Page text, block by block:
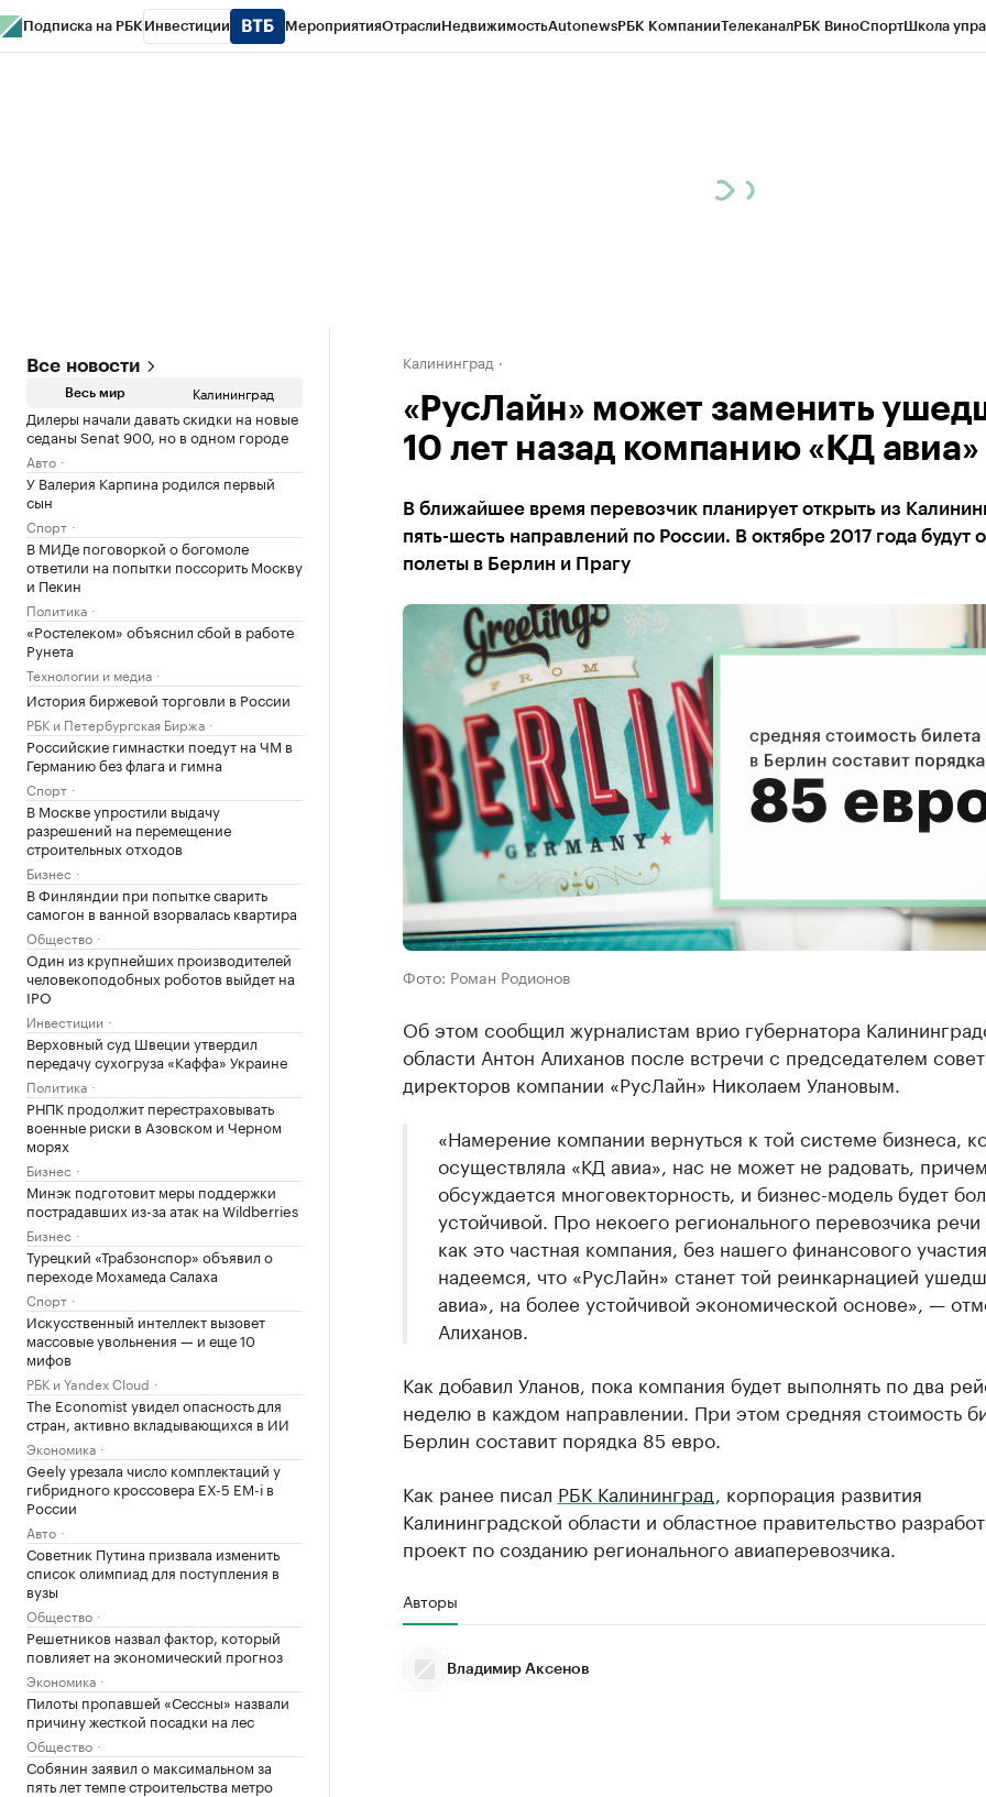
Подписка на РБК Инвестиции МероприятияОтраслиНедвижимостьAutonewsРБК КомпанииТелеканалРБК ВиноСпортШкола
Все новости
Весь мир Калининград
Дилеры начали давать скидки на новые
седаны Senat 900, но в одном городе
Авто
У Валерия Карпина родился первый
сын
Спорт
В МИДе поговоркой о богомоле
ответили на попытки поссорить Москву
и Пекин
Политика
«Ростелеком» объяснил сбой в работе
Рунета
Технологии и медиа
История биржевой торговли в России
РБК и Петербургская Биржа
Российские гимнастки поедут на ЧМ в
Германию без флага и гимна
Спорт
В Москве упростили выдачу
разрешений на перемещение
строительных отходов
Бизнес
В Финляндии при попытке сварить
самогон в ванной взорвалась квартира
Общество
Один из крупнейших производителей
человекоподобных роботов выйдет на
IPO
Инвестиции
Верховный суд Швеции утвердил
передачу сухогруза «Каффа» Украине
Политика
РНПК продолжит перестраховывать
военные риски в Азовском и Черном
морях
Бизнес
Минэк подготовит меры поддержки
пострадавших из-за атак на Wildberries
Бизнес
Турецкий «Трабзонспор» объявил о
переходе Мохамеда Салаха
Спорт
Искусственный интеллект вызовет
массовые увольнения — и еще 10
мифов
РБК и Yandex Cloud
The Economist увидел опасность для
стран, активно вкладывающихся в ИИ
Экономика
Geely урезала число комплектаций у
гибридного кроссовера EX-5 EM-i в
России
Авто
Советник Путина призвала изменить
список олимпиад для поступления в
вузы
Общество
Решетников назвал фактор, который
повлияет на экономический прогноз
Экономика
Пилоты пропавшей «Сессны» назвали
причину жесткой посадки на лес
Общество
Собянин заявил о максимальном за
пять лет темпе строительства метро
Калининград
«РусЛайн» может заменить
10 лет назад компанию «КД авиа»
В ближайшее время перевозчик планирует открыть из
пять-шесть направлений по России. В октябре 2017 года будут
полеты в Берлин и Прагу
Фото: Роман Родионов
Об этом сообщил журналистам врио губернатора
области Антон Алиханов после встречи с председателем
директоров компании «РусЛайн» Николаем Улановым.
«Намерение компании вернуться к той системе бизнеса,
осуществляла «КД авиа», нас не может не радовать,
обсуждается многовекторность, и бизнес-модель будет
устойчивой. Про некоего регионального перевозчика речи
как это частная компания, без нашего финансового
надеемся, что «РусЛайн» станет той реинкарнацией
авиа», на более устойчивой экономической основе», —
Алиханов.
Как добавил Уланов, пока компания будет выполнять по два
неделю в каждом направлении. При этом средняя стоимость
Берлин составит порядка 85 евро.
Как ранее писал РБК Калининград , корпорация развития
Калининградской области и областное правительство
проект по созданию регионального авиаперевозчика.
Авторы
Владимир Аксенов